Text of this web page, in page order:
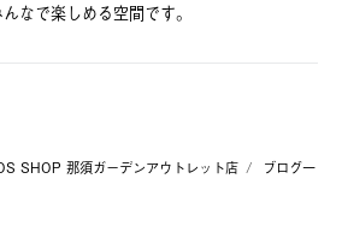
なで楽しめる空間です。
SHOP 那須ガーデンアウトレット店
ブログ一